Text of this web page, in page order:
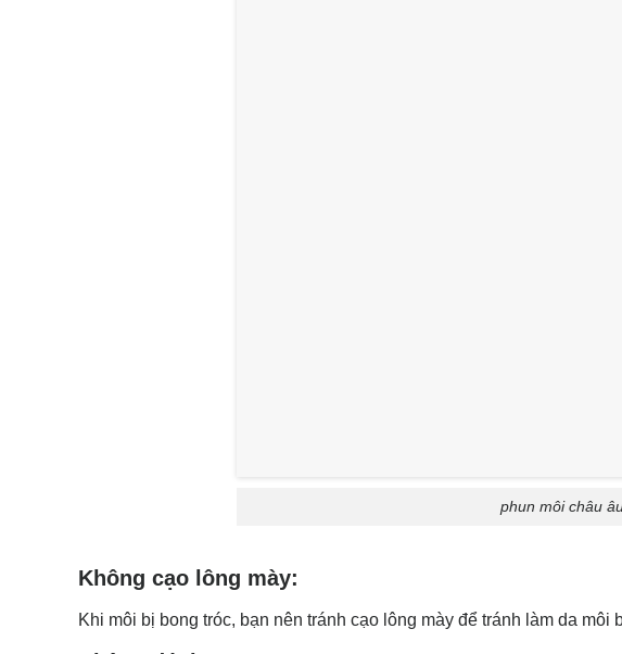
phun môi châu
Không cạo lông mày:
Khi môi bị bong tróc, bạn nên tránh cạo lông mày để tránh làm da